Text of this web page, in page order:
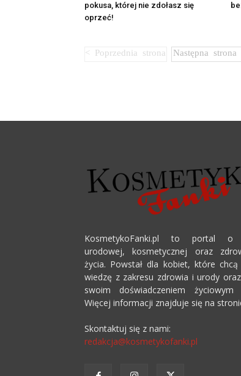
pokusa, której nie zdołasz się
oprzeć!
KosmetykoFanki.pl to portal o
urodowej, kosmetycznej oraz
życia. Powstał dla kobiet, które chcą
wiedzę z zakresu zdrowia i urody
swoim doświadczeniem
Więcej informacji znajduje się na
Skontaktuj się z nami:
redakcja@kosmetykofanki.pl